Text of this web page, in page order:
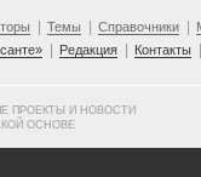
Темы Справочники
Редакция Контакты
ПРОЕКТЫ И НОВОСТИ
ОСНОВЕ